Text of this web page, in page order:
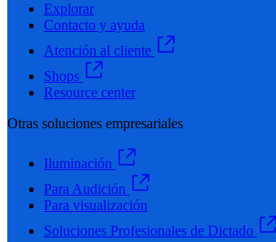
Explorar
Contacto y ayuda
Atención al cliente
Shops
Resource center
Otras soluciones empresariales
Iluminación
Para Audición
Para visualización
Soluciones Profesionales de Dictado